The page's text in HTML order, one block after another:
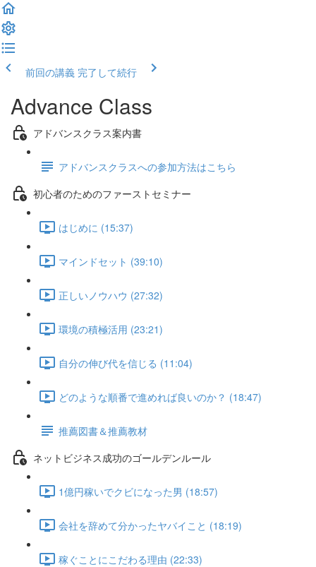
前回の講義 完了して続行
Advance Class
アドバンスクラス案内書
アドバンスクラスへの参加方法はこちら
初心者のためのファーストセミナー
はじめに (15:37)
マインドセット (39:10)
正しいノウハウ (27:32)
環境の積極活用 (23:21)
自分の伸び代を信じる (11:04)
どのような順番で進めれば良いのか？ (18:47)
推薦図書＆推薦教材
ネットビジネス成功のゴールデンルール
1億円稼いでクビになった男 (18:57)
会社を辞めて分かったヤバイこと (18:19)
稼ぐことにこだわる理由 (22:33)